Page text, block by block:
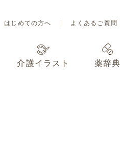
はじめての方へ よくあるご質問
介護イラスト 薬辞